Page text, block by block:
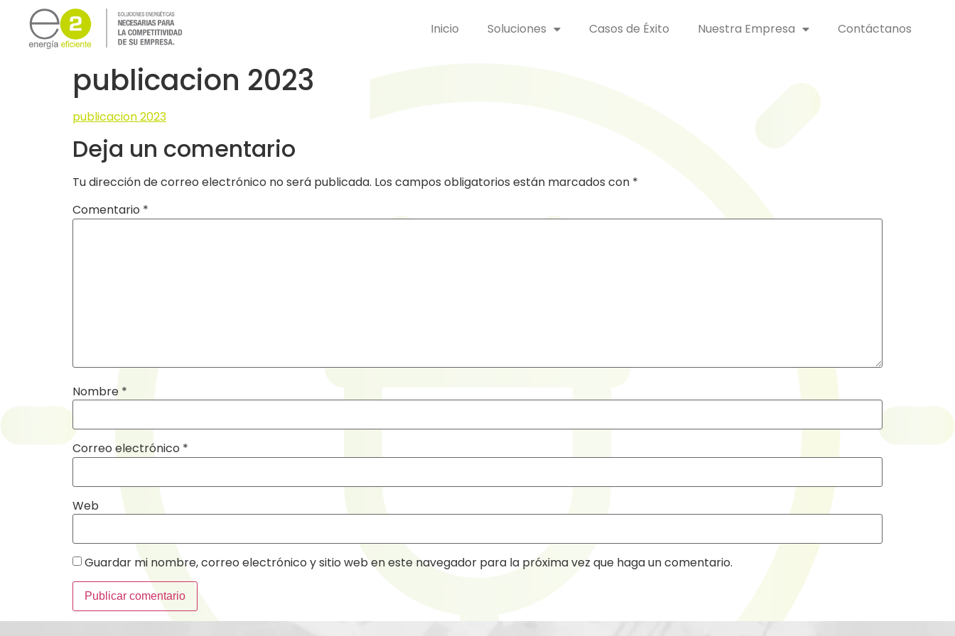
Inicio Soluciones Casos de Éxito Nuestra Empresa Contáctanos
publicacion 2023
publicacion 2023
Deja un comentario
Tu dirección de correo electrónico no será publicada. Los campos obligatorios están marcados con *
Comentario *
Nombre *
Correo electrónico *
Web
Guardar mi nombre, correo electrónico y sitio web en este navegador para la próxima vez que haga un comentario.